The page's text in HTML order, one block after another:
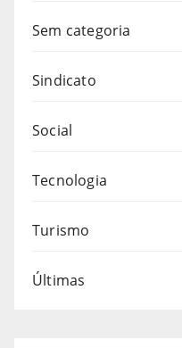
Sem categoria
Sindicato
Social
Tecnologia
Turismo
Últimas